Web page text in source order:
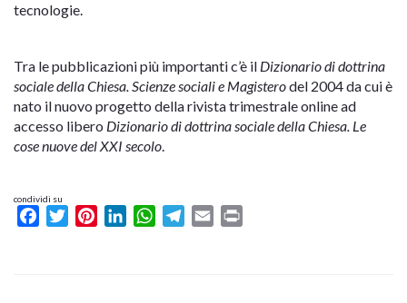
tecnologie.
Tra le pubblicazioni più importanti c’è il Dizionario di dottrina
sociale della Chiesa. Scienze sociali e Magisterodel 2004 da cui è
nato il nuovo progetto della rivista trimestrale online ad
accesso libero Dizionario di dottrina sociale della Chiesa. Le
cose nuove del XXI secolo.
condividi su
FacebookTwitterPinterestLinkedInWhatsAppTelegram
Email